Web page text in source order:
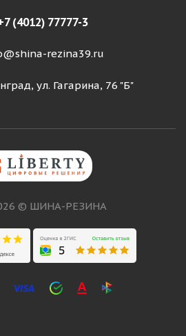
(4012) 77777-3
rezina39.ru
ул. Гагарина, 76 "Б"
© ШИНА-РЕЗИНА